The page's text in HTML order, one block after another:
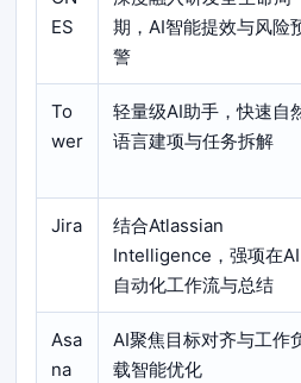
ES
期，AI智能提效与风险
警
To
wer
轻量级AI助手，快速自
语言建项与任务拆解
Jira
结合Atlassian
Intelligence，强项在AI
自动化工作流与总结
Asa
na
AI聚焦目标对齐与工作
载智能优化